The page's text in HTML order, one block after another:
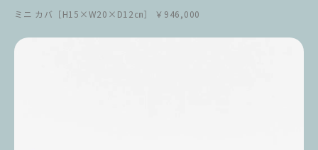
ミニ カバ［H15×W20×D12㎝］ ￥946,000